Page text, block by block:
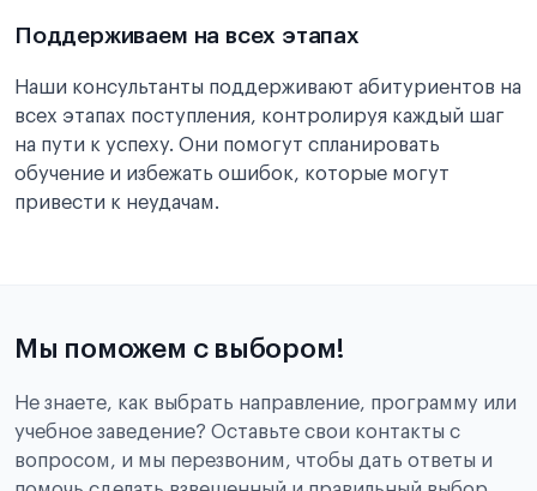
Поддерживаем на всех этапах
Наши консультанты поддерживают абитуриентов на
всех этапах поступления, контролируя каждый шаг
на пути к успеху. Они помогут спланировать
обучение и избежать ошибок, которые могут
привести к неудачам.
Мы поможем с выбором!
Не знаете, как выбрать направление, программу или
учебное заведение? Оставьте свои контакты с
вопросом, и мы перезвоним, чтобы дать ответы и